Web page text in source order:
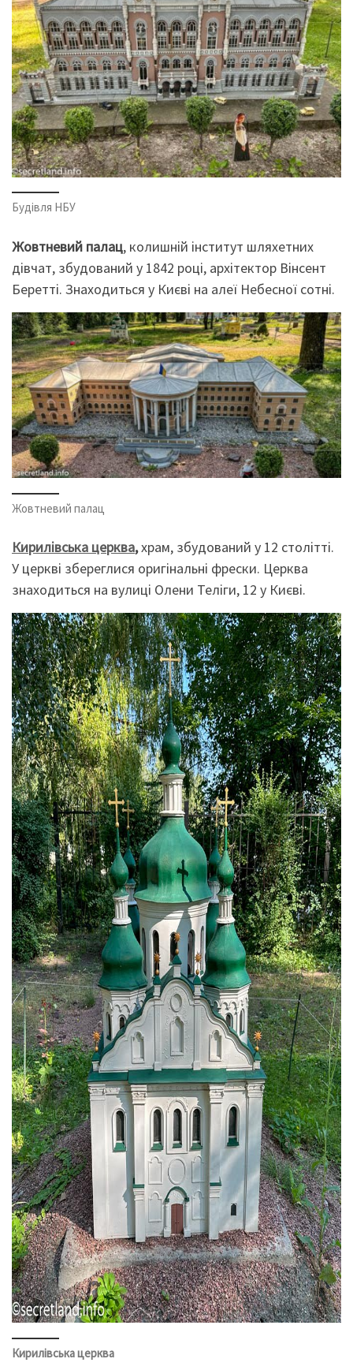
Будівля НБУ
Жовтневий палац, колишній інститут шляхетних
дівчат, збудований у 1842 році, архітектор Вінсент
Беретті. Знаходиться у Києві на алеї Небесної сотні.
Жовтневий палац
Кирилівська церква,храм, збудований у 12 столітті.
У церкві збереглися оригінальні фрески. Церква
знаходиться на вулиці Олени Теліги, 12 у Києві.
Кирилівська церква